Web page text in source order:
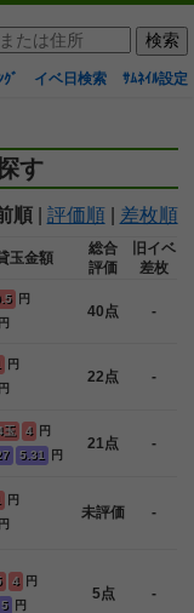
ﾞ イベ日検索 ｻﾑﾈｲﾙ設定
す
順| 評価順| 差枚順
玉金額
総合
評価
旧イベ
差枚
円
円
40点 -
円
円
22点 -
玉 4
円
5.31 円
21点 -
円
円
未評価 -
4
円
5 円
5点 -